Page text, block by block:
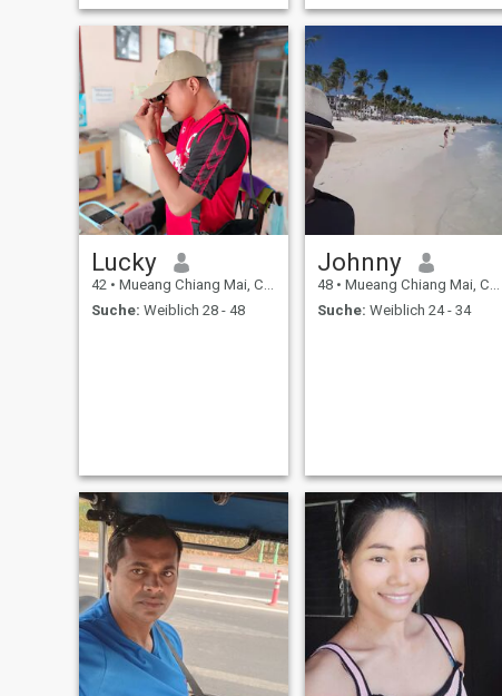
Chiang Mai, wo einer der
schönsten Orte Thailands
war. Vor 13 Jahren. Ich war
schon seit Jahren allein. Es
wäre schön, wenn ich
jemanden hätte, der etwas
Besonderes hätte. Ich denke,
es ist an der Zeit. Irgendwie
ist es an der Zeit, allein zu
sein. Ich hoffe immer noch,
dass es etwas für mich gibt,
auch wenn es Zeit dauern
könnte, bis wir eine bessere
Zeit bekommen. Es wird
geben, nur das Glück für uns
beide. 👬 💕
Lucky
42 • Mueang Chiang Mai, Chiang Mai, Thailand
Suche: Weiblich 28 - 48
Johnny
48 • Mueang Chiang Mai, Chiang Mai, Thailand
Suche: Weiblich 24 - 34